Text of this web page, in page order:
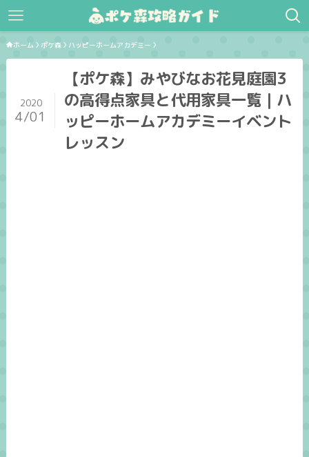
ホーム ポケ森 ハッピーホームアカデミー
【ポケ森】みやびなお花見庭園3
の高得点家具と代用家具一覧｜ハ
ッピーホームアカデミーイベント
レッスン
2020
4/01